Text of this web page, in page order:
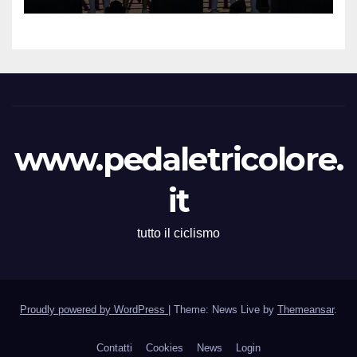
Memorial Gino Bartali”
www.pedaletricolore.
it
tutto il ciclismo
Proudly powered by WordPress | Theme: News Live by Themeansar.
Contatti Cookies News Login